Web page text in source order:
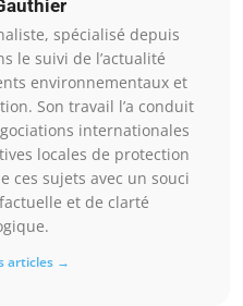
spécialisé depuis
le suivi de l’actualité
environnementaux et
Son travail l’a conduit
internationales
locales de protection
ces sujets avec un souci
et de clarté
articles →